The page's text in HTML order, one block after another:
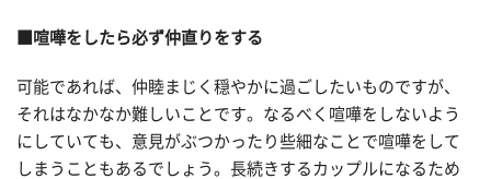
■喧嘩をしたら必ず仲直りをする
可能であれば、仲睦まじく穏やかに過ごしたいものですが、
それはなかなか難しいことです。なるべく喧嘩をしないよう
にしていても、意見がぶつかったり些細なことで喧嘩をして
しまうこともあるでしょう。長続きするカップルになるため